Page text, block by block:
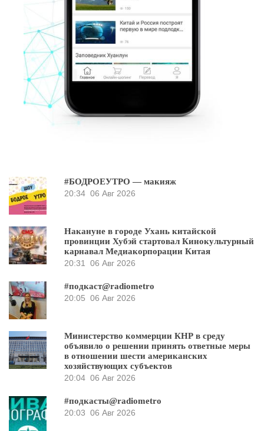
#БОДРОЕУТРО — макияж
20:34 06 Авг 2026
Накануне в городе Ухань китайской
провинции Хубэй стартовал Кинокультурный
карнавал Медиакорпорации Китая
20:31
06 Авг 2026
#подкаст@radiometro
20:05 06 Авг 2026
Министерство коммерции КНР в среду
объявило о решении принять ответные меры
в отношении шести американских
хозяйствующих субъектов
20:04 06 Авг 2026
#подкасты@radiometro
20:03 06 Авг 2026